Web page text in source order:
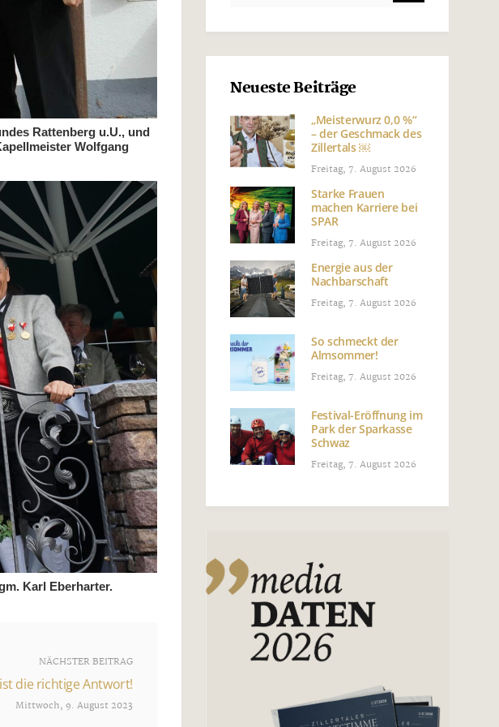
Rattenberg u.U., und
Wolfgang
Karl Eberharter.
NÄCHSTER BEITRAG
ist die richtige Antwort!
Mittwoch, 9. August 2023
Neueste Beiträge
„Meisterwurz 0,0 %“
– der Geschmack des
Zillertals ￼
Freitag, 7. August 2026
Starke Frauen
machen Karriere bei
SPAR
Freitag, 7. August 2026
Energie aus der
Nachbarschaft
Freitag, 7. August 2026
So schmeckt der
Almsommer!
Freitag, 7. August 2026
Festival-Eröffnung im
Park der Sparkasse
Schwaz
Freitag, 7. August 2026